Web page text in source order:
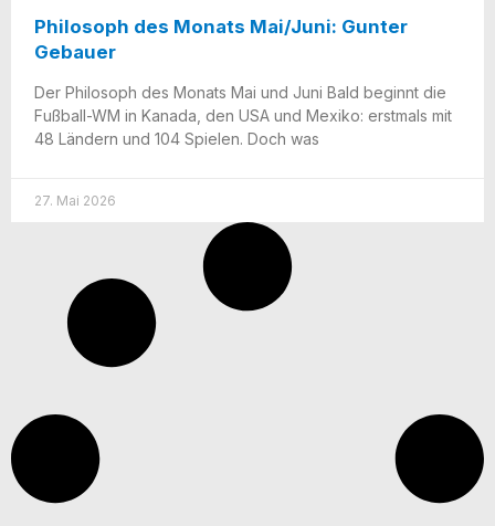
Philosoph des Monats Mai/​Juni: Gunter
Gebauer
Der Phi­lo­soph des Monats Mai und Juni Bald beginnt die
Fuß­­ball-WM in Kana­da, den USA und Mexi­ko: erst­mals mit
48 Län­dern und 104 Spie­len. Doch was
27. Mai 2026